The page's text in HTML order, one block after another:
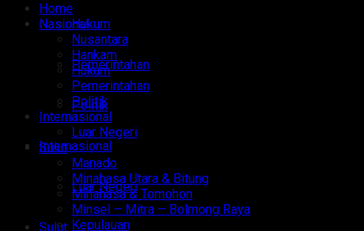
Hukum
Pemerintahan
Politik
Internasional
Luar Negeri
Sulut
Home
Nasional
Nusantara
Hankam
Hukum
Pemerintahan
Politik
Internasional
Luar Negeri
Sulut
Manado
Minahasa Utara & Bitung
Minahasa & Tomohon
Minsel – Mitra – Bolmong Raya
Kepulauan